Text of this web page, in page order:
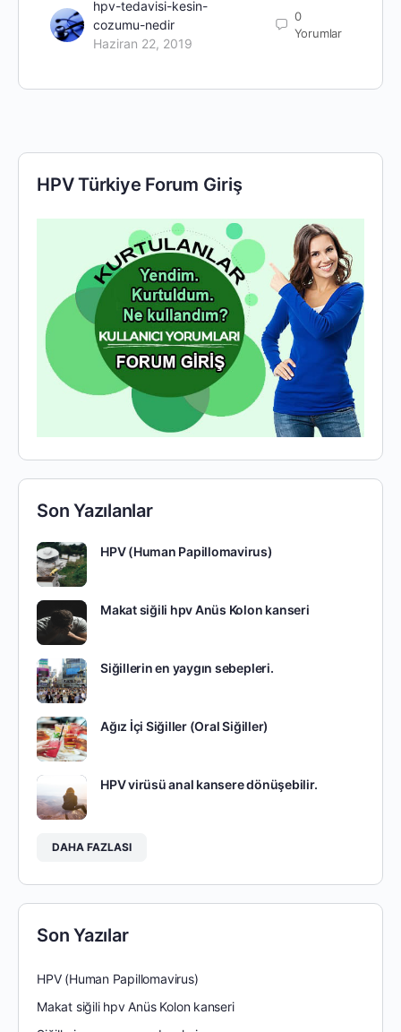
hpv-tedavisi-kesin-
cozumu-nedir
Haziran 22, 2019
0
Yorumlar
HPV Türkiye Forum Giriş
Son Yazılanlar
HPV (Human Papillomavirus)
Makat siğili hpv Anüs Kolon kanseri
Siğillerin en yaygın sebepleri.
Ağız İçi Siğiller (Oral Siğiller)
HPV virüsü anal kansere dönüşebilir.
DAHA FAZLASI
Son Yazılar
HPV (Human Papillomavirus)
Makat siğili hpv Anüs Kolon kanseri